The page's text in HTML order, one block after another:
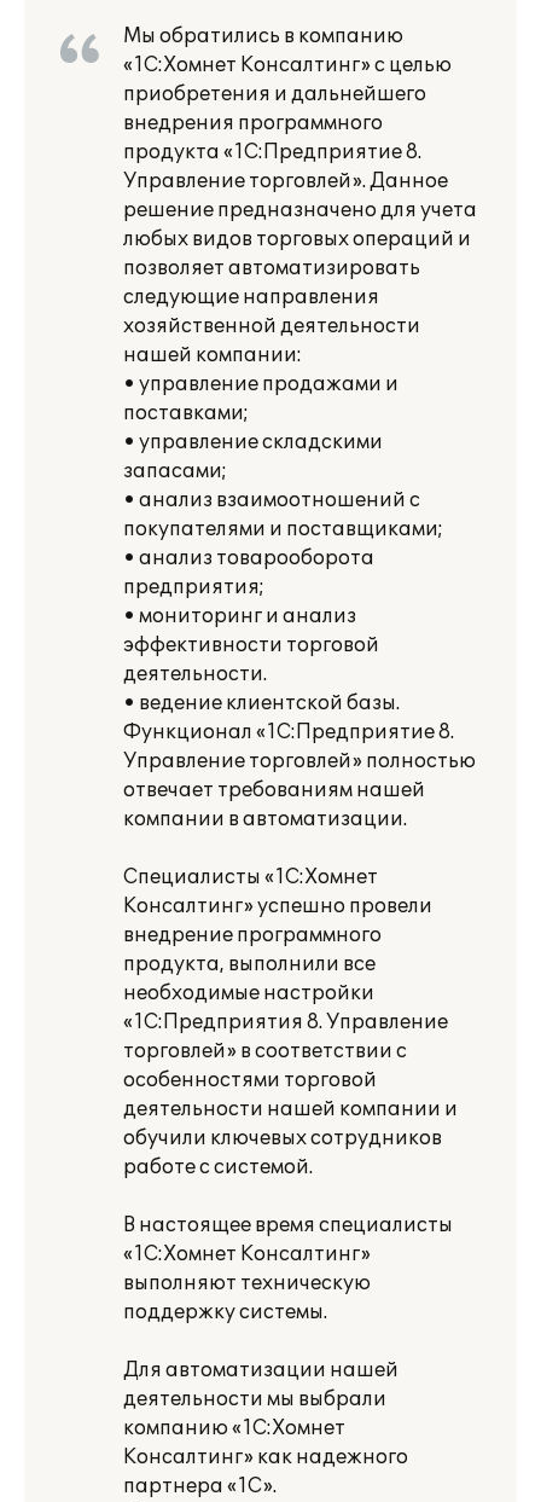
Мы обратились в компанию
«1С:Хомнет Консалтинг» с целью
приобретения и дальнейшего
внедрения программного
продукта «1С:Предприятие 8.
Управление торговлей». Данное
решение предназначено для учета
любых видов торговых операций и
позволяет автоматизировать
следующие направления
хозяйственной деятельности
нашей компании:
• управление продажами и
поставками;
• управление складскими
запасами;
• анализ взаимоотношений с
покупателями и поставщиками;
• анализ товарооборота
предприятия;
• мониторинг и анализ
эффективности торговой
деятельности.
• ведение клиентской базы.
Функционал «1С:Предприятие 8.
Управление торговлей» полностью
отвечает требованиям нашей
компании в автоматизации.
Специалисты «1С:Хомнет
Консалтинг» успешно провели
внедрение программного
продукта, выполнили все
необходимые настройки
«1С:Предприятия 8. Управление
торговлей» в соответствии с
особенностями торговой
деятельности нашей компании и
обучили ключевых сотрудников
работе с системой.
В настоящее время специалисты
«1С:Хомнет Консалтинг»
выполняют техническую
поддержку системы.
Для автоматизации нашей
деятельности мы выбрали
компанию «1С:Хомнет
Консалтинг» как надежного
партнера «1С».